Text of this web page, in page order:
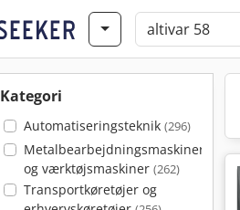
Kategori
Automatiseringsteknik (296)
Metalbearbejdningsmaskiner
og værktøjsmaskiner (262)
Transportkøretøjer og